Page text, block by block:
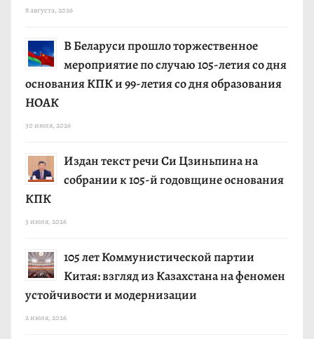
8 августа, 2026
В Беларуси прошло торжественное
мероприятие по случаю 105-летия со дня
основания КПК и 99-летия со дня образования
НОАК
30 июля, 2026
Издан текст речи Си Цзиньпина на
собрании к 105-й годовщине основания
КПК
3 июля, 2026
105 лет Коммунистической партии
Китая: взгляд из Казахстана на феномен
устойчивости и модернизации
2 июля, 2026